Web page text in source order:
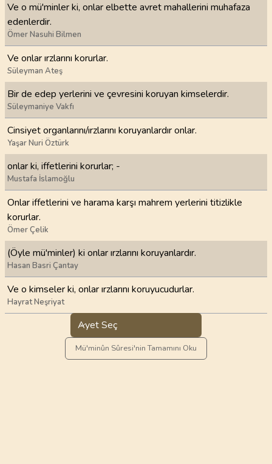
Ve o mü'minler ki, onlar elbette avret mahallerini muhafaza
edenlerdir.
Ömer Nasuhi Bilmen
Ve onlar ırzlarını korurlar.
Süleyman Ateş
Bir de edep yerlerini ve çevresini koruyan kimselerdir.
Süleymaniye Vakfı
Cinsiyet organlarını/ırzlarını koruyanlardır onlar.
Yaşar Nuri Öztürk
onlar ki, iffetlerini korurlar; -
Mustafa İslamoğlu
Onlar iffetlerini ve harama karşı mahrem yerlerini titizlikle
korurlar.
Ömer Çelik
(Öyle mü'minler) ki onlar ırzlarını koruyanlardır.
Hasan Basri Çantay
Ve o kimseler ki, onlar ırzlarını koruyucudurlar.
Hayrat Neşriyat
Ayet Seç
Mü'minûn Sûresi'nin Tamamını Oku